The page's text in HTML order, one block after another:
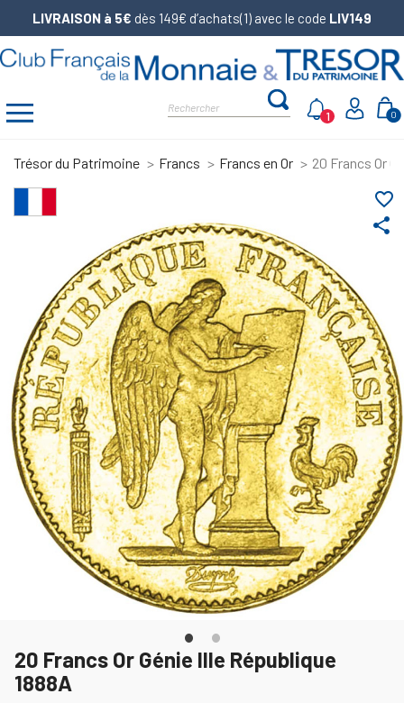
LIVRAISON à 5€ dès 149€ d’achats(1) avec le code LIV149
0
1
Trésor du Patrimoine Francs Francs en Or 20 Francs Or
share
favorite_border
20 Francs Or Génie IIIe République
1888A